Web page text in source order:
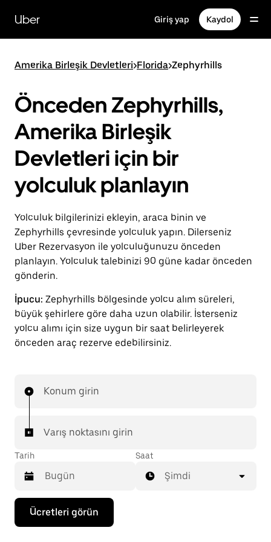
içeriğe
gidinUber Giriş yap Kaydol
Amerika Birleşik Devletleri>Florida>Zephyrhills
Önceden Zephyrhills,
Amerika Birleşik
Devletleri için bir
yolculuk planlayın
Yolculuk bilgilerinizi ekleyin, araca binin ve
Zephyrhills çevresinde yolculuk yapın. Dilerseniz
Uber Rezervasyon ile yolculuğunuzu önceden
planlayın. Yolculuk talebinizi 90 güne kadar önceden
gönderin.
İpucu: Zephyrhills bölgesinde yolcu alım süreleri,
büyük şehirlere göre daha uzun olabilir. İsterseniz
yolcu alımı için size uygun bir saat belirleyerek
önceden araç rezerve edebilirsiniz.
Konum girin
Varış noktasını girin
Tarih
Takvimle
etkileşime
geçmek
Saat
Şimdi
Ücretleri görün